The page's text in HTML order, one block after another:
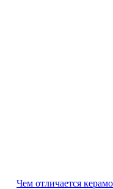
Чем отличается